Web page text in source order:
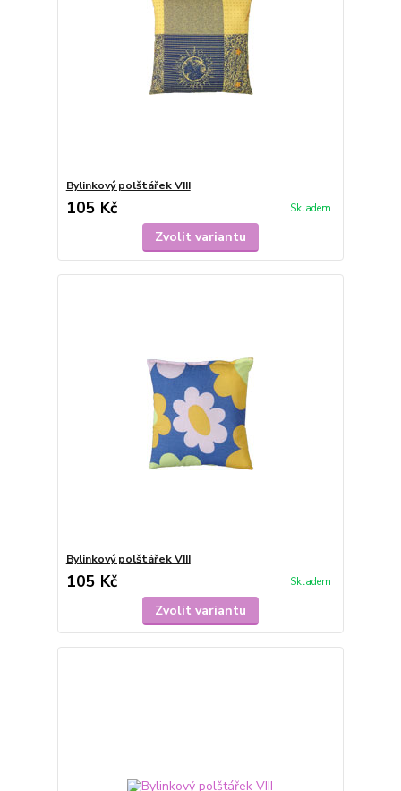
Bylinkový polštářek VIII
105 Kč Skladem
Zvolit variantu
Bylinkový polštářek VIII
105 Kč Skladem
Zvolit variantu